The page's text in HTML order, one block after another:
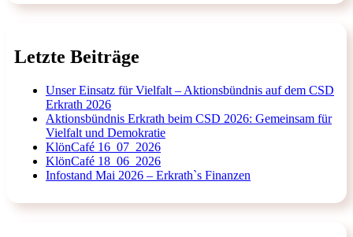
Letzte Beiträge
Unser Einsatz für Vielfalt – Aktionsbündnis auf dem CSD
Erkrath 2026
Aktionsbündnis Erkrath beim CSD 2026: Gemeinsam für
Vielfalt und Demokratie
KlönCafé 16_07_2026
KlönCafé 18_06_2026
Infostand Mai 2026 – Erkrath`s Finanzen